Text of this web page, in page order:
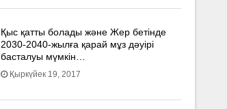
Қыс қатты болады және Жер бетінде
2030-2040­-жылға қарай мұз дәуірі
басталуы мүмкін…
Қыркүйек 19, 2017